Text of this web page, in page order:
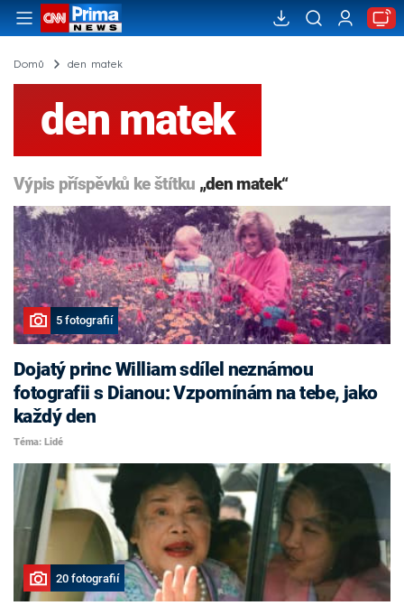
Domů den matek
den matek
Výpis příspěvků ke štítku „den matek“
5 fotografií
Dojatý princ William sdílel neznámou
fotografii s Dianou: Vzpomínám na tebe, jako
každý den
Téma: Lidé
20 fotografií